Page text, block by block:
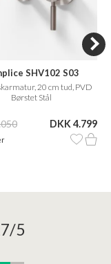
SHV102 S03
20 cm tud, PVD
Børstet Stål
DKK 4.799
5